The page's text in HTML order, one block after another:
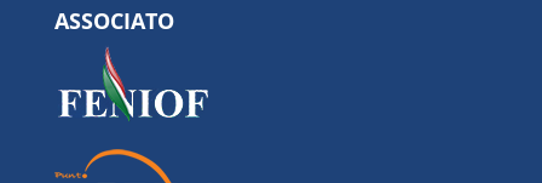
ASSOCIATO